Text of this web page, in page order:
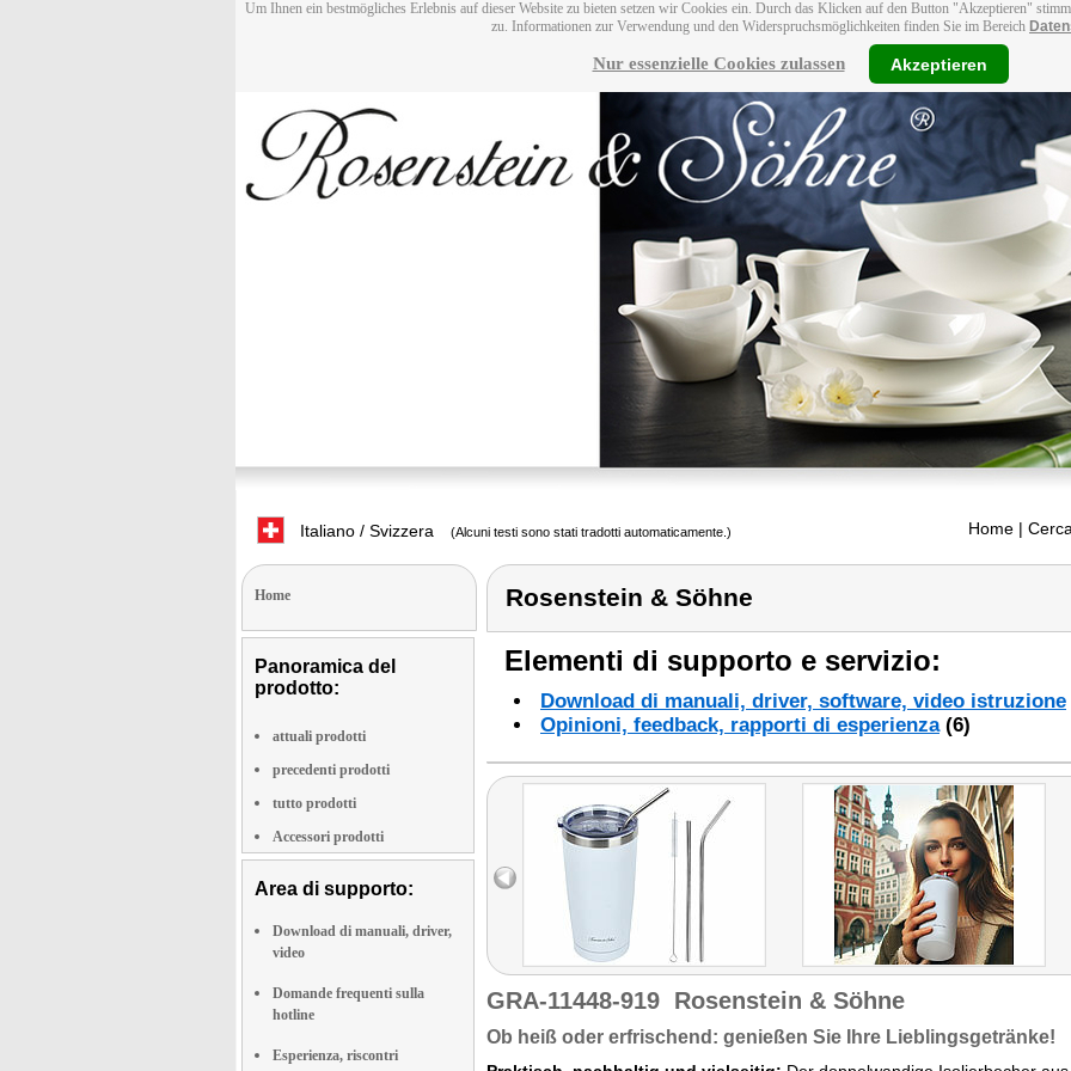
Um Ihnen ein bestmögliches Erlebnis auf dieser Website zu bieten setzen wir Cookies ein. Durch das Klicken auf den Button "Akzeptieren"
zu. Informationen zur Verwendung und den Widerspruchsmöglichkeiten finden Sie im Bereich
Nur essenzielle Cookies zulassen Akzeptieren
Italiano / Svizzera (Alcuni testi sono stati tradotti automaticamente.) Home |
Home
Panoramica del
prodotto:
attuali prodotti
precedenti prodotti
tutto prodotti
Accessori prodotti
Area di supporto:
Download di manuali, driver,
video
Domande frequenti sulla
hotline
Esperienza, riscontri
Rosenstein & Söhne
Elementi di supporto e servizio:
Download di manuali, driver, software, video istruzione
Opinioni, feedback, rapporti di esperienza(6)
GRA-11448-919 Rosenstein & Söhne
Ob heiß oder erfrischend: genießen Sie Ihre Lieblingsgetränke!